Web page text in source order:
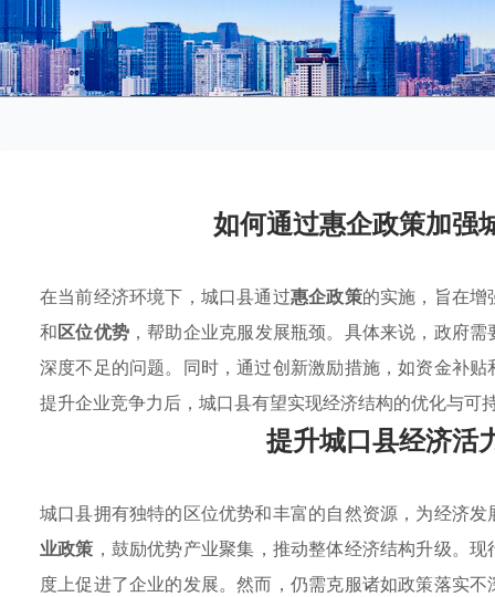
如何通过惠企政策加强
在当前经济环境下，城口县通过惠企政策的实施，旨在增
和区位优势 ，帮助企业克服发展瓶颈。具体来说，政府
深度不足的问题。同时，通过创新激励措施，如资金补
提升企业竞争力后，城口县有望实现经济结构的优化与
提升城口县经济活
城口县拥有独特的区位优势和丰富的自然资源，为经济
业政策 ，鼓励优势产业聚集，推动整体经济结构升级。
度上促进了企业的发展。然而，仍需克服诸如政策落实